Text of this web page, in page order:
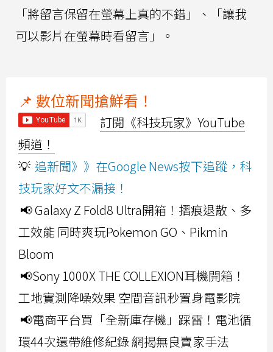
「將留言保留在螢幕上真的不錯」、「讓我
可以影片在螢幕時看留言」。
📌 數位新聞搶鮮看！
訂閱《科技玩家》YouTube
頻道！
💡 追新聞》》在Google News按下追蹤，科
技玩家好文不漏接！
📢 Galaxy Z Fold8 Ultra開箱！摺痕退散、多
工效能 同時爽玩Pokemon GO、Pikmin
Bloom
📢Sony 1000X THE COLLEXION耳機開箱！
工地實測降噪效果 空間音訊秒置身電影院
📢電商平台買「全新庫存機」踩雷！電池循
環44次還帶維修紀錄 網揭無良賣家手法